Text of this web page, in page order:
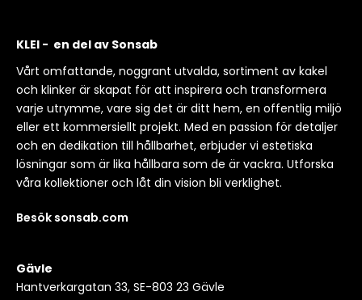
KLEI - en del av Sonsab
Vårt omfattande, noggrant utvalda, sortiment av kakel
och klinker är skapat för att inspirera och transformera
varje utrymme, vare sig det är ditt hem, en offentlig miljö
eller ett kommersiellt projekt. Med en passion för detaljer
och en dedikation till hållbarhet, erbjuder vi estetiska
lösningar som är lika hållbara som de är vackra. Utforska
våra kollektioner och låt din vision bli verklighet.
Besök sonsab.com
Gävle
Hantverkargatan 33, SE-803 23 Gävle